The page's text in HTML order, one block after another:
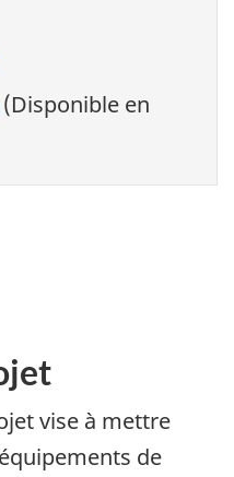
(Disponible en
vise à mettre
de